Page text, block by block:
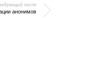
пост
анонимов